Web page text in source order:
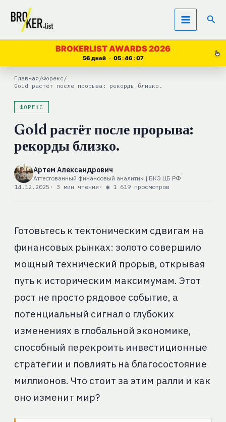
Перейти
содержимому
BROKERLIST AWARDS 2026
56 дней 05 46 07
Главная /Форекс /
Gold растёт после прорыва: рекорды близко.
ФОРЕКС
Gold растёт после прорыва:
рекорды близко.
Артем Александрович
Аттестованный финансовый аналитик | БКЭ ЦБ РФ
14.12.2025 · 3 мин чтения · ◉ 1 619 просмотров
Готовьтесь к тектоническим сдвигам на
финансовых рынках: золото совершило
мощный технический прорыв, открывая
путь к историческим максимумам. Этот
рост не просто рядовое событие, а
потенциальный сигнал о глубоких
изменениях в глобальной экономике,
способный перекроить инвестиционные
стратегии и повлиять на благосостояние
миллионов. Что стоит за этим ралли и как
оно изменит мир?